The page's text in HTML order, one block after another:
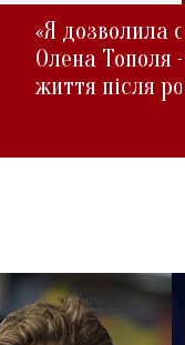
«Я дозволила
Олена Тополя
життя після